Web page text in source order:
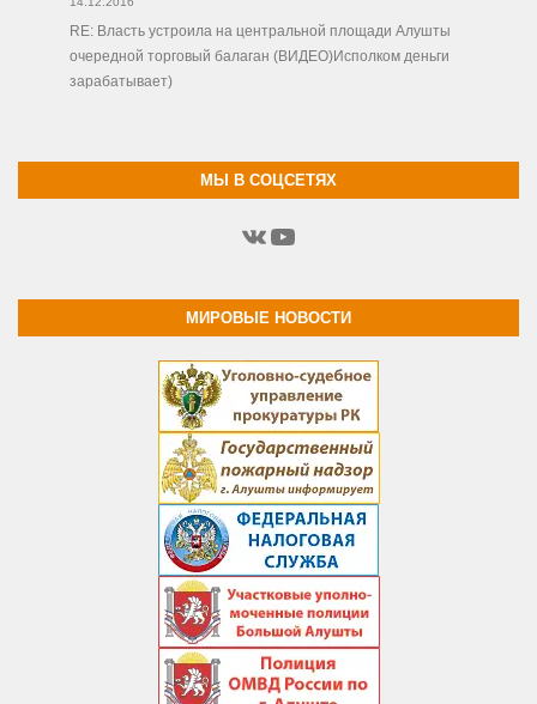
RE: Власть устроила на центральной площади Алушты
очередной торговый балаган (ВИДЕО)Исполком деньги
зарабатывает)
МЫ В СОЦСЕТЯХ
ВКонтакте
YouTube
МИРОВЫЕ НОВОСТИ